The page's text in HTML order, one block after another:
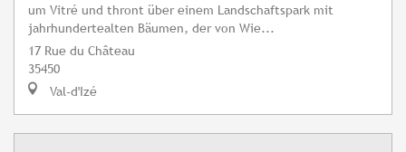
um Vitré und thront über einem Landschaftspark mit
jahrhundertealten Bäumen, der von Wie...
17 Rue du Château
35450
Val-d'Izé